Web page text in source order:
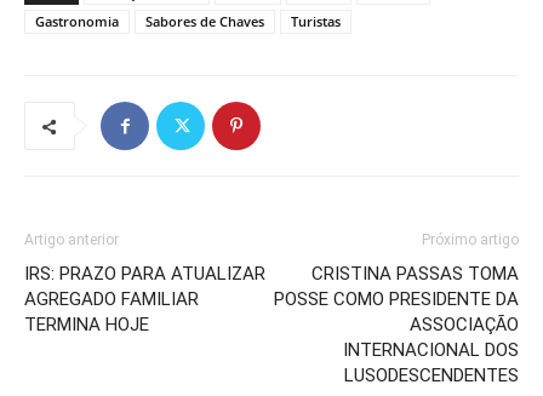
Gastronomia
Sabores de Chaves Turistas
Artigo anterior
IRS: PRAZO PARA ATUALIZAR
AGREGADO FAMILIAR
TERMINA HOJE
Próximo artigo
CRISTINA PASSAS TOMA
POSSE COMO PRESIDENTE DA
ASSOCIAÇÃO
INTERNACIONAL DOS
LUSODESCENDENTES